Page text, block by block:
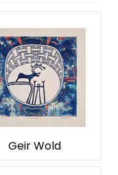
Geir Wold